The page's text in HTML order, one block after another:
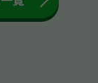
いただいて